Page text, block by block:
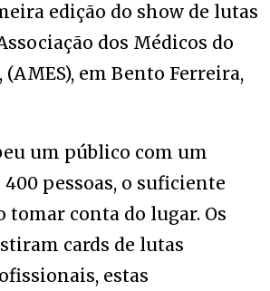
edição do show de lutas
dos Médicos do
em Bento Ferreira,
um público com um
pessoas, o suficiente
tomar conta do lugar. Os
cards de lutas
estas